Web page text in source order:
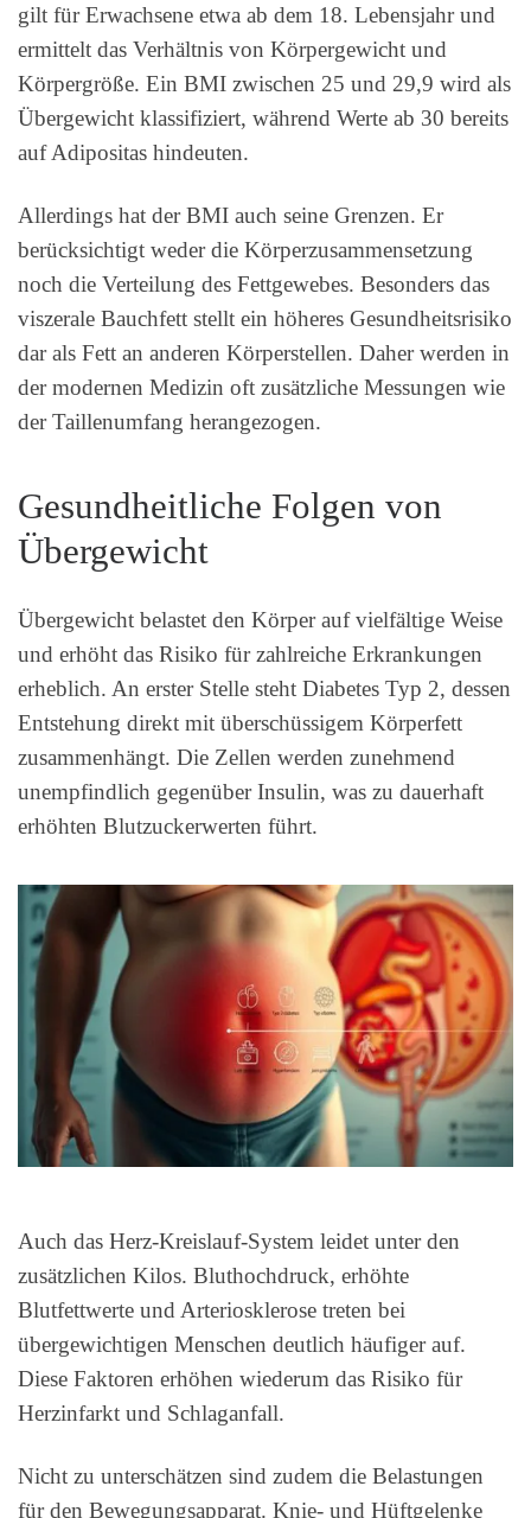
gilt für Erwachsene etwa ab dem 18. Lebensjahr und
ermittelt das Verhältnis von Körpergewicht und
Körpergröße. Ein BMI zwischen 25 und 29,9 wird als
Übergewicht klassifiziert, während Werte ab 30 bereits
auf Adipositas hindeuten.
Allerdings hat der BMI auch seine Grenzen. Er
berücksichtigt weder die Körperzusammensetzung
noch die Verteilung des Fettgewebes. Besonders das
viszerale Bauchfett stellt ein höheres Gesundheitsrisiko
dar als Fett an anderen Körperstellen. Daher werden in
der modernen Medizin oft zusätzliche Messungen wie
der Taillenumfang herangezogen.
Gesundheitliche Folgen von
Übergewicht
Übergewicht belastet den Körper auf vielfältige Weise
und erhöht das Risiko für zahlreiche Erkrankungen
erheblich. An erster Stelle steht Diabetes Typ 2, dessen
Entstehung direkt mit überschüssigem Körperfett
zusammenhängt. Die Zellen werden zunehmend
unempfindlich gegenüber Insulin, was zu dauerhaft
erhöhten Blutzuckerwerten führt.
Auch das Herz-Kreislauf-System leidet unter den
zusätzlichen Kilos. Bluthochdruck, erhöhte
Blutfettwerte und Arteriosklerose treten bei
übergewichtigen Menschen deutlich häufiger auf.
Diese Faktoren erhöhen wiederum das Risiko für
Herzinfarkt und Schlaganfall.
Nicht zu unterschätzen sind zudem die Belastungen
für den Bewegungsapparat. Knie- und Hüftgelenke